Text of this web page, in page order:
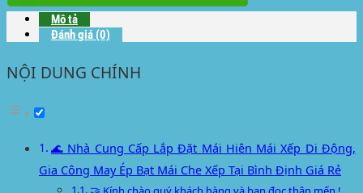
Mô tả
Đánh giá (0)
NỘI DUNG CHÍNH
🌊 Nhà Cung Cấp Lắp Đặt Mái Hiên Mái Xếp Di Động,
Gia Công May Ép Bạt Mái Che Xếp Tại Bình Định Giá Rẻ